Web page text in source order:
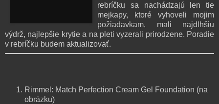
rebríčku sa nachádzajú len tie
mejkapy, ktoré vyhoveli mojim
požiadavkam, mali najdlhšiu
výdrž, najlepšie krytie a na pleti vyzerali prirodzene. Poradie
v rebríčku budem aktualizovať.
Rimmel: Match Perfection Cream Gel Foundation (na
obrázku)